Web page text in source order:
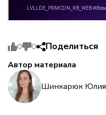
0 0 Поделиться
Автор материала
Шинкарюк Юлия